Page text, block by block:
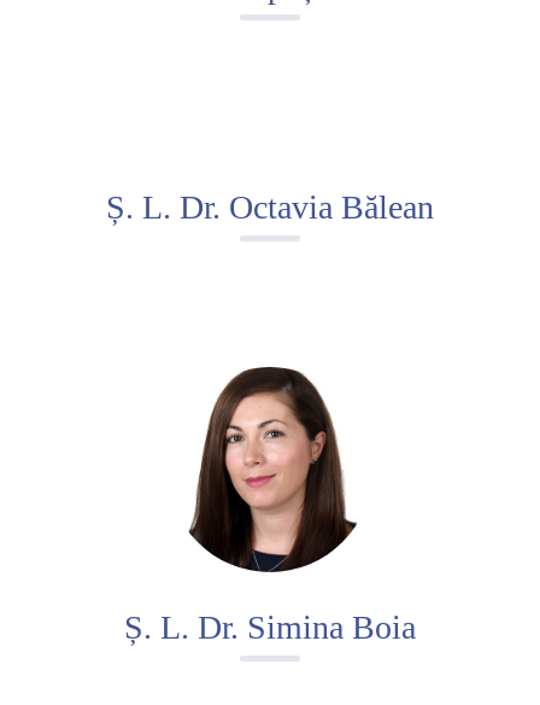
Ș. L. Dr. Octavia Bălean
Ș. L. Dr. Simina Boia